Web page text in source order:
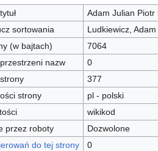
Adam Julian Piotr
sortowania
Ludkiewicz,
(w bajtach)
7064
nazw
0
377
strony
pl - polski
wikikod
przez roboty
Dozwolone
do tej strony
0